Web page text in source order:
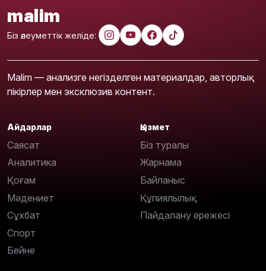
malim
Біз әлеуметтік желіде:
Malim — анализге негізделген материалдар, авторлық
пікірлер мен эксклюзив контент.
Айдарлар
Саясат
Аналитика
Қоғам
Мәдениет
Сұхбат
Спорт
Бейне
Қызмет
Біз туралы
Жарнама
Байланыс
Құпиялылық
Пайдалану ережесі